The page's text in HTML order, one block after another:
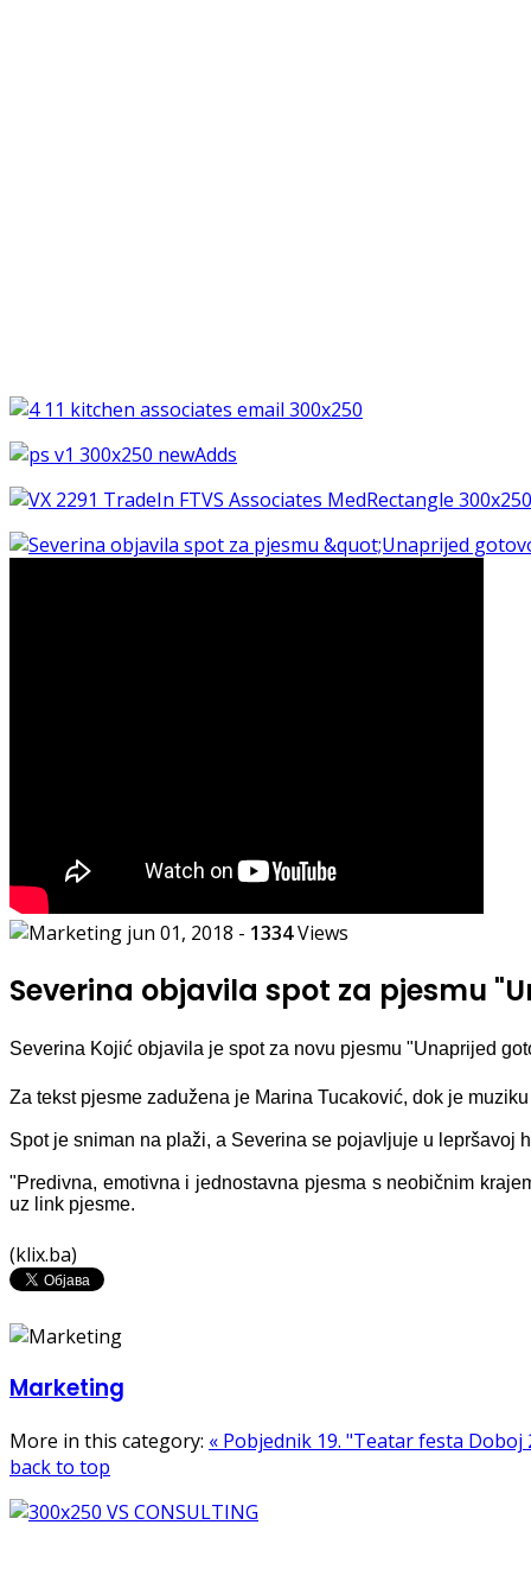
jun 01, 2018 - 1334Views
Severina objavila spot za pjesmu
Severina Kojić objavila je spot za novu pjesmu "Unaprijed
Za tekst pjesme zadužena je Marina Tucaković, dok je
Spot je sniman na plaži, a Severina se pojavljuje u lepršavoj
"Predivna, emotivna i jednostavna pjesma s neobičnim
uz link pjesme.
(klix.ba)
Marketing
More in this category: « Pobjednik 19. "Teatar festa
back to top